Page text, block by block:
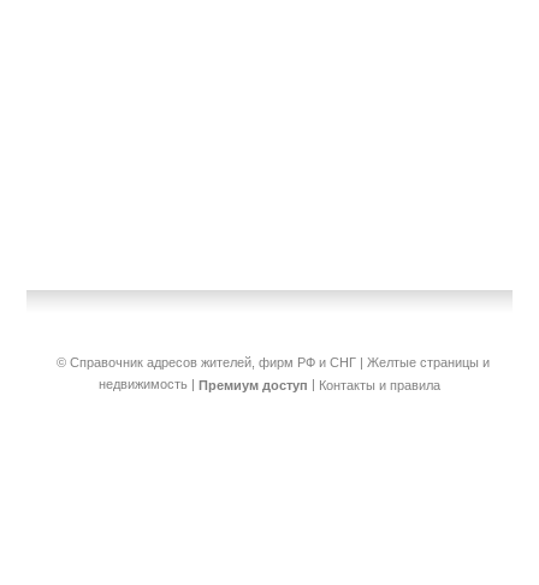
© Справочник адресов жителей, фирм РФ и СНГ | Желтые страницы и
недвижимость | Премиум доступ | Контакты и правила